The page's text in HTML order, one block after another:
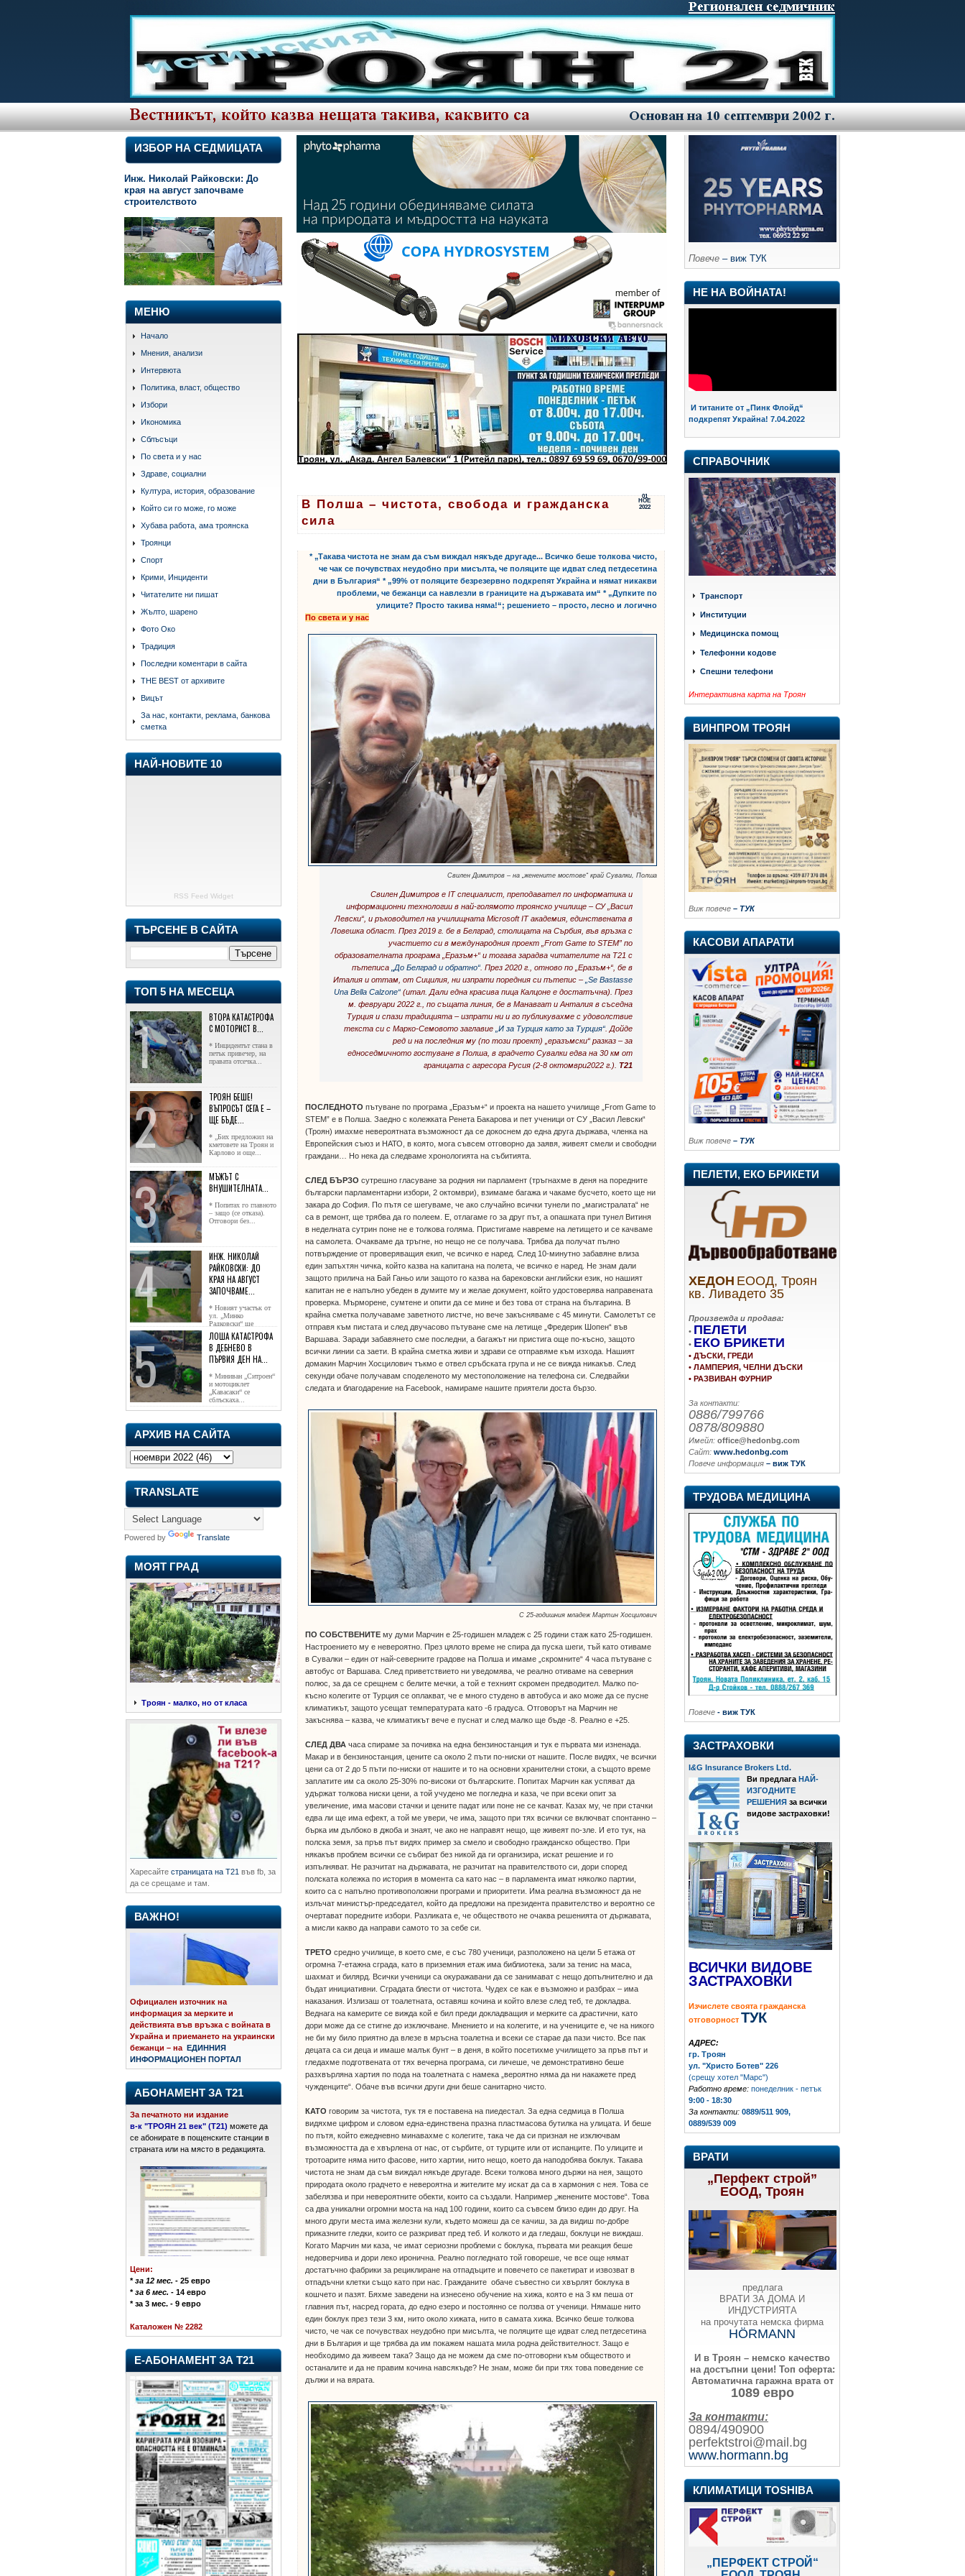
ИЗБОР НА СЕДМИЦАТА
Инж. Николай Райковски: До
края на август започваме
строителството
МЕНЮ
Начало
Мнения, анализи
Интервюта
Политика, власт, общество
Избори
Икономика
Сблъсъци
По света и у нас
Здраве, социални
Култура, история, образование
Който си го може, го може
Хубава работа, ама троянска
Троянци
Спорт
Крими, Инциденти
Читателите ни пишат
Жълто, шарено
Фото Око
Традиция
Последни коментари в сайта
THE BEST от архивите
Вицът
За нас, контакти, реклама, банкова
сметка
НАЙ-НОВИТЕ 10
RSS Feed Widget
ТЪРСЕНЕ В САЙТА
ТОП 5 НА МЕСЕЦА
ВТОРА КАТАСТРОФА
С МОТОРИСТ В...
* Инцидентът стана в
петък привечер, на
правата отсечка...
ТРОЯН БЕШЕ!
ВЪПРОСЪТ СЕГА Е –
ЩЕ БЪДЕ...
* „Бих предложил на
кметовете на Троян и
Карлово и още...
МЪЖЪТ С
ВНУШИТЕЛНАТА...
* Попитах го главното
– защо (се отказа).
Отговори без...
ИНЖ. НИКОЛАЙ
РАЙКОВСКИ: ДО
КРАЯ НА АВГУСТ
ЗАПОЧВАМЕ...
* Новият участък от
ул. „Минко
Радковски“ ще
достигне жк...
ЛОША КАТАСТРОФА
В ДЕБНЕВО В
ПЪРВИЯ ДЕН НА...
* Миниван „Ситроен“
и мотоциклет
„Кавасаки“ се
сблъскаха...
АРХИВ НА САЙТА
TRANSLATE
Powered by Translate
МОЯТ ГРАД
Троян - малко, но от класа
Харесайте страницата на Т21 във fb, за
да се срещаме и там.
ВАЖНО!
Официален източник на
информация за мерките и
действията във връзка с войната в
Украйна и приемането на украински
бежанци – на
ЕДИННИЯ
ИНФОРМАЦИОНЕН ПОРТАЛ
АБОНАМЕНТ ЗА Т21
За печатното ни издание
в-к "ТРОЯН 21 век" (Т21) можете да
се абонирате в пощенските станции в
страната или на място в редакцията.
Цени:
*за 12 мес. - 25 евро
*за 6 мес. - 14 евро
* за 3 мес. - 9 евро
Каталожен № 2282
Е-АБОНАМЕНТ ЗА Т21
01
НОЕ
2022
В Полша – чистота, свобода и гражданска
сила
* „Такава чистота не знам да съм виждал някъде другаде... Всичко беше толкова чисто,
че чак се почувствах неудобно при мисълта, че поляците ще идват след петдесетина
дни в България“ * „99% от поляците безрезервно подкрепят Украйна и нямат никакви
проблеми, че бежанци са навлезли в границите на държавата им“ * „Дупките по
улиците? Просто такива няма!“; решението – просто, лесно и логично
По света и у нас
Свилен Димитров – на „женените мостове“ край Сувалки, Полша
Свилен Димитров е IT специалист, преподавател по информатика и
информационни технологии в най-голямото троянско училище – СУ „Васил
Левски“, и ръководител на училищната Microsoft IT академия, единствената в
Ловешка област. През 2019 г. бе в Белград, столицата на Сърбия, във връзка с
участието си в международния проект „From Game to STEM” по
образователната програма „Еразъм+“ и тогава зарадва читателите на Т21 с
пътеписа „До Белград и обратно“. През 2020 г., отново по „Еразъм+“, бе в
Италия и оттам, от Сицилия, ни изпрати поредния си пътепис – „Se Bastasse
Una Bella Calzone“(итал. Дали една красива пица Калцоне е достатъчна). През
м. февруари 2022 г., по същата линия, бе в Манавгат и Анталия в съседна
Турция и спази традицията – изпрати ни и го публикувахме с удоволствие
текста си с Марко-Семовото заглавие „И за Турция като за Турция“. Дойде
ред и на последния му (по този проект) „еразъмски“ разказ – за
едноседмичното гостуване в Полша, в градчето Сувалки едва на 30 км от
границата с агресора Русия (2-8 октомври2022 г.). Т21
ПОСЛЕДНОТО пътуване по програма „Еразъм+“ и проекта на нашето училище „From Game to
STEM” е в Полша. Заедно с колежката Ренета Бакарова и пет ученици от СУ „Васил Левски“
(Троян) имахме невероятната възможност да се докоснем до една друга държава, членка на
Европейския съюз и НАТО, в която, мога съвсем отговорно да заявя, живеят смели и свободни
граждани… Но нека да следваме хронологията на събитията.
СЛЕД БЪРЗО сутрешно гласуване за родния ни парламент (тръгнахме в деня на поредните
български парламентарни избори, 2 октомври), взимаме багажа и чакаме бусчето, което ще ни
закара до София. По пътя се шегуваме, че ако случайно всички тунели по „магистралата“ не
са в ремонт, ще трябва да го полеем. Е, отлагаме го за друг път, а опашката при тунел Витиня
в неделната сутрин поне не е толкова голяма. Пристигаме навреме на летището и се качваме
на самолета. Очакваме да тръгне, но нещо не се получава. Трябва да получат пълно
потвърждение от проверяващия екип, че всичко е наред. След 10-минутно забавяне влиза
един запъхтян чичка, който казва на капитана на полета, че всичко е наред. Не знам дали
защото прилича на Бай Ганьо или защото го казва на барековски английски език, но нашият
капитан не е напълно убеден в думите му и желае документ, който удостоверява направената
проверка. Мърморене, сумтене и опити да се мине и без това от страна на българина. В
крайна сметка получаваме заветното листче, но вече закъсняваме с 45 минути. Самолетът се
отправя към пистата и след двучасово пътуване сме на летище „Фредерик Шопен“ във
Варшава. Заради забавянето сме последни, а багажът ни пристига още по-късно, защото
всички линии са заети. В крайна сметка живи и здрави се отправяме към изхода. Нашият
домакин Марчин Хосцилович тъкмо е отвел сръбската група и не се вижда никакъв. След
секунди обаче получавам споделеното му местоположение на телефона си. Следвайки
следата и благодарение на Facebook, намираме нашите приятели доста бързо.
С 25-годишния младеж Мартин Хосцилович
ПО СОБСТВЕНИТЕ му думи Марчин е 25-годишен младеж с 25 години стаж като 25-годишен.
Настроението му е невероятно. През цялото време не спира да пуска шеги, тъй като отиваме
в Сувалки – един от най-северните градове на Полша и имаме „скромните“ 4 часа пътуване с
автобус от Варшава. След приветствието ни уведомява, че реално отиваме на северния
полюс, за да се срещнем с белите мечки, а той е техният скромен предводител. Малко по-
късно колегите от Турция се оплакват, че е много студено в автобуса и ако може да се пусне
климатикът, защото усещат температурата като -6 градуса. Отговорът на Марчин не
закъснява – казва, че климатикът вече е пуснат и след малко ще бъде -8. Реално е +25.
СЛЕД ДВА часа спираме за почивка на една бензиностанция и тук е първата ми изненада.
Макар и в бензиностанция, цените са около 2 пъти по-ниски от нашите. После видях, че всички
цени са от 2 до 5 пъти по-ниски от нашите и то на основни хранителни стоки, а същото време
заплатите им са около 25-30% по-високи от българските. Попитах Марчин как успяват да
удържат толкова ниски цени, а той учудено ме погледна и каза, че при всеки опит за
увеличение, има масови стачки и цените падат или поне не се качват. Казах му, че при стачки
едва ли ще има ефект, а той ме увери, че има, защото при тях всички се включват спонтанно –
бърка им дълбоко в джоба и знаят, че ако не направят нещо, ще живеят по-зле. И ето тук, на
полска земя, за пръв път видях пример за смело и свободно гражданско общество. При
някакъв проблем всички се събират без никой да ги организира, искат решение и го
изпълняват. Не разчитат на държавата, не разчитат на правителството си, дори според
полската колежка по история в момента са като нас – в парламента имат няколко партии,
които са с напълно противоположни програми и приоритети. Има реална възможност да не
излъчат министър-председател, който да предложи на президента правителство и вероятно се
очертават поредните избори. Разликата е, че обществото не очаква решенията от държавата,
а мисли какво да направи самото то за себе си.
ТРЕТОсредно училище, в което сме, е със 780 ученици, разположено на цели 5 етажа от
огромна 7-етажна сграда, като в приземния етаж има библиотека, зали за тенис на маса,
шахмат и билярд. Всички ученици са окуражавани да се занимават с нещо допълнително и да
бъдат инициативни. Сградата блести от чистота. Чудех се как е възможно и разбрах – има
наказания. Излизаш от тоалетната, оставяш кочина и който влезе след теб, те докладва.
Веднага на камерите се вижда кой е бил преди докладващия и мерките са драстични, като
дори може да се стигне до изключване. Мнението и на колегите, и на учениците е, че на никого
не би му било приятно да влезе в мръсна тоалетна и всеки се старае да пази чисто. Все пак
децата са си деца и имаше малък бунт – в деня, в който посетихме училището за пръв път и
гледахме подготвената от тях вечерна програма, си личеше, че демонстративно беше
разхвърляна хартия по пода на тоалетната с намека „вероятно няма да ни накажете пред
чужденците“. Обаче във всички други дни беше санитарно чисто.
КАТО говорим за чистота, тук тя е поставена на пиедестал. За една седмица в Полша
видяхме цифром и словом една-единствена празна пластмасова бутилка на улицата. И беше
по пътя, който ежедневно минавахме с колегите, така че да си призная не изключвам
възможността да е хвърлена от нас, от сърбите, от турците или от испанците. По улиците и
тротоарите няма нито фасове, нито хартии, нито нещо, което да наподобява боклук. Такава
чистота не знам да съм виждал някъде другаде. Всеки толкова много държи на нея, защото
природата около градчето е невероятна и жителите му искат да са в хармония с нея. Това се
забелязва и при невероятните обекти, които са създали. Например „женените мостове“. Това
са два уникални огромни моста на над 100 години, които са съвсем близо един до друг. На
много други места има железни кули, където можеш да се качиш, за да видиш по-добре
приказните гледки, които се разкриват пред теб. И колкото и да гледаш, боклуци не виждаш.
Когато Марчин ми каза, че имат сериозни проблеми с боклука, първата ми реакция беше
недоверчива и дори леко иронична. Реално погледнато той говореше, че все още нямат
достатъчно фабрики за рециклиране на отпадъците и повечето се пакетират и извозват в
отпадъчни клетки също като при нас. Гражданите обаче съвестно си хвърлят боклука в
кошчето и пазят. Бяхме заведени на изнесено обучение на хижа, която е на 3 км пеша от
главния път, насред гората, до едно езеро и постоянно се ползва от ученици. Нямаше нито
един боклук през тези 3 км, нито около хижата, нито в самата хижа. Всичко беше толкова
чисто, че чак се почувствах неудобно при мисълта, че поляците ще идват след петдесетина
дни в България и ще трябва да им покажем нашата мила родна действителност. Защо е
необходимо да живеем така? Защо да не можем да сме по-отговорни към обществото и
останалите и да не правим кочина навсякъде? Не знам, може би при тях това поведение се
дължи и на вярата.
Повече – виж ТУК
НЕ НА ВОЙНАТА!
И титаните от „Пинк Флойд“
подкрепят Украйна! 7.04.2022
СПРАВОЧНИК
Транспорт
Институции
Медицинска помощ
Телефонни кодове
Спешни телефони
Интерактивна карта на Троян
ВИНПРОМ ТРОЯН
Виж повече – ТУК
КАСОВИ АПАРАТИ
Виж повече – ТУК
ПЕЛЕТИ, ЕКО БРИКЕТИ
ХЕДОН ЕООД, Троян
кв. Ливадето 35
Произвежда и продава:
• ПЕЛЕТИ
• ЕКО БРИКЕТИ
• ДЪСКИ, ГРЕДИ
• ЛАМПЕРИЯ, ЧЕЛНИ ДЪСКИ
• РАЗВИВАН ФУРНИР
За контакти:
0886/799766
0878/809880
Имейл: office@hedonbg.com
Сайт: www.hedonbg.com
Повече информация – виж ТУК
ТРУДОВА МЕДИЦИНА
Повече - виж ТУК
ЗАСТРАХОВКИ
I&G Insurance Brokers Ltd.
Ви предлага НАЙ-
ИЗГОДНИТЕ
РЕШЕНИЯ за всички
видове застраховки!
ВСИЧКИ ВИДОВЕ
ЗАСТРАХОВКИ
Изчислете своята гражданска
отговорност ТУК
АДРЕС:
гр. Троян
ул. "Христо Ботев" 226
(срещу хотел "Марс")
Работно време: понеделник - петък
9:00 - 18:30
За контакти: 0889/511 909,
0889/539 009
ВРАТИ
„Перфект строй”
ЕООД, Троян
предлага
ВРАТИ ЗА ДОМА И
ИНДУСТРИЯТА
на прочутата немска фирма
HÖRMANN
И в Троян – немско качество
на достъпни цени! Топ оферта:
Автоматична гаражна врата от
1089 евро
За контакти:
0894/490900
perfektstroi@mail.bg
www.hormann.bg
КЛИМАТИЦИ TOSHIBA
„ПЕРФЕКТ СТРОЙ“